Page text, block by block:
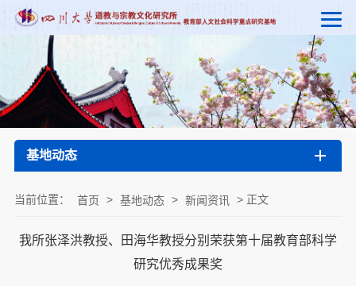
基地动态
当前位置： 首页 > 基地动态 > 新闻资讯 > 正文
我所张泽洪教授、田海华教授分别荣获第十届教育部科学
研究优秀成果奖